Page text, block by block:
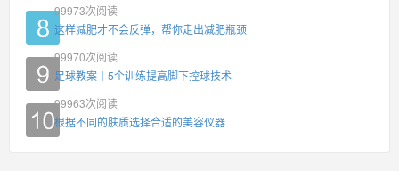
99973次阅读
这样减肥才不会反弹，帮你走出减肥瓶颈
99970次阅读
足球教案丨5个训练提高脚下控球技术
99963次阅读
根据不同的肤质选择合适的美容仪器